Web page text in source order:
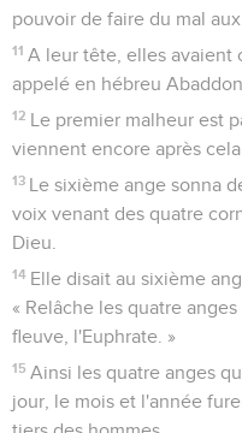
pouvoir de faire du mal
11 A leur tête, elles avaient
appelé en hébreu
12 Le premier malheur est
viennent encore après cela.
13 Le sixième ange sonna
voix venant des quatre
Dieu.
14 Elle disait au sixième
« Relâche les quatre
fleuve, l'Euphrate. »
15 Ainsi les quatre anges
jour, le mois et l'année